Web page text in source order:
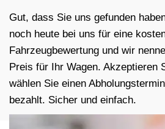
Gut, dass Sie uns gefunden
noch heute bei uns für eine
Fahrzeugbewertung und wir
Preis für Ihr Wagen. Akzeptieren
wählen Sie einen
bezahlt. Sicher und einfach.